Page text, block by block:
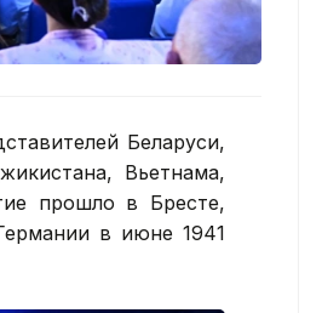
Беларуси,
Вьетнама,
прошло в Бресте,
в июне 1941